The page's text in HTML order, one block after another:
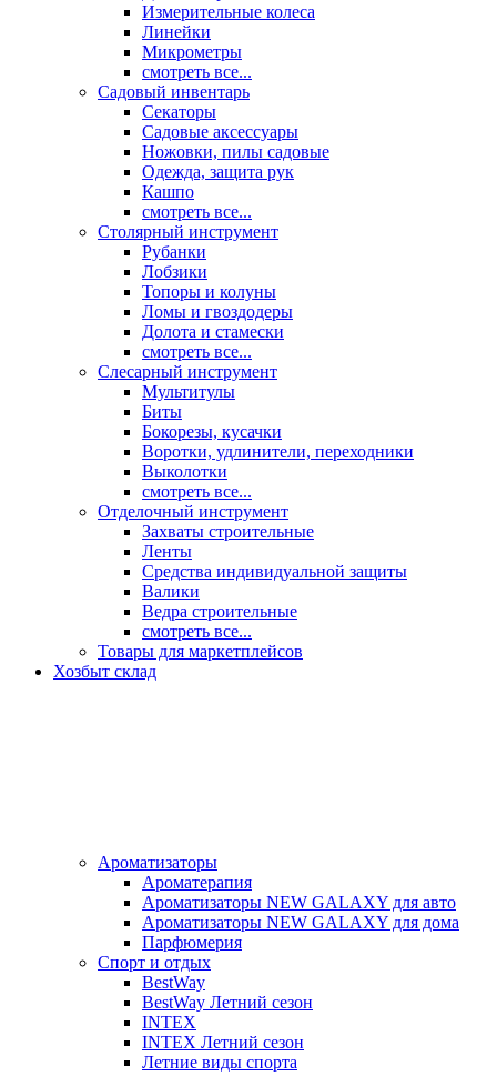
Измерительные колеса
Линейки
Микрометры
смотреть все...
Садовый инвентарь
Секаторы
Садовые аксессуары
Ножовки, пилы садовые
Одежда, защита рук
Кашпо
смотреть все...
Столярный инструмент
Рубанки
Лобзики
Топоры и колуны
Ломы и гвоздодеры
Долота и стамески
смотреть все...
Слесарный инструмент
Мультитулы
Биты
Бокорезы, кусачки
Воротки, удлинители, переходники
Выколотки
смотреть все...
Отделочный инструмент
Захваты строительные
Ленты
Средства индивидуальной защиты
Валики
Ведра строительные
смотреть все...
Товары для маркетплейсов
Хозбыт склад
Ароматизаторы
Ароматерапия
Ароматизаторы NEW GALAXY для авто
Ароматизаторы NEW GALAXY для дома
Парфюмерия
Спорт и отдых
BestWay
BestWay Летний сезон
INTEX
INTEX Летний сезон
Летние виды спорта